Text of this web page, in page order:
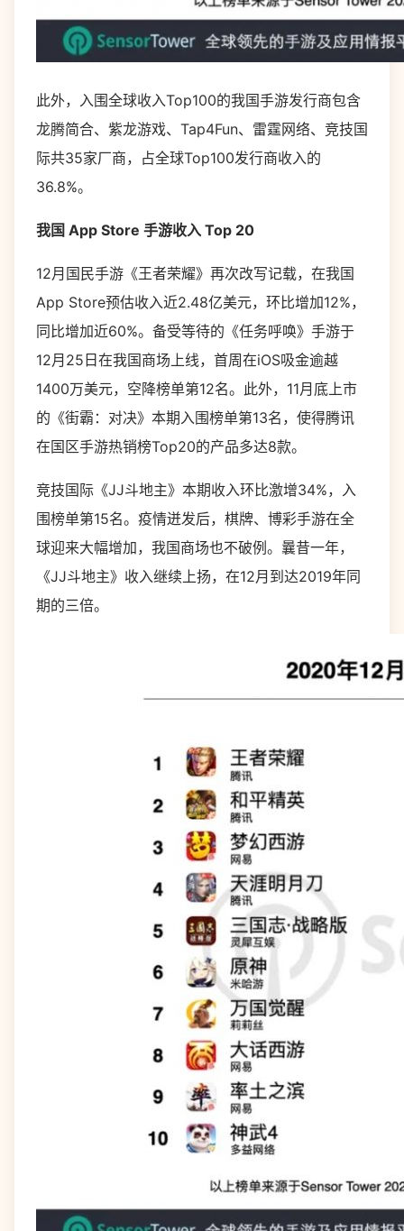
此外，入围全球收入Top100的我国手游发行商包含
龙腾简合、紫龙游戏、Tap4Fun、雷霆网络、竞技国
际共35家厂商，占全球Top100发行商收入的
36.8%。
我国 App Store 手游收入 Top 20
12月国民手游《王者荣耀》再次改写记载，在我国
App Store预估收入近2.48亿美元，环比增加12%，
同比增加近60%。备受等待的《任务呼唤》手游于
12月25日在我国商场上线，首周在iOS吸金逾越
1400万美元，空降榜单第12名。此外，11月底上市
的《街霸：对决》本期入围榜单第13名，使得腾讯
在国区手游热销榜Top20的产品多达8款。
竞技国际《JJ斗地主》本期收入环比激增34%，入
围榜单第15名。疫情迸发后，棋牌、博彩手游在全
球迎来大幅增加，我国商场也不破例。曩昔一年，
《JJ斗地主》收入继续上扬，在12月到达2019年同
期的三倍。